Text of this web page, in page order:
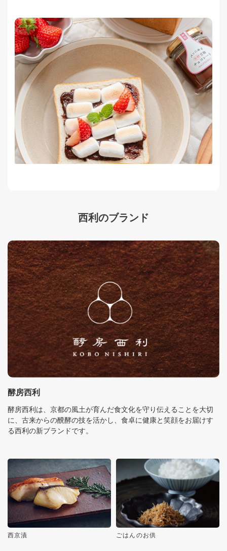
西利のブランド
酵房西利
酵房西利は、京都の風土が育んだ食文化を守り伝えることを大切
に、古来からの醗酵の技を活かし、食卓に健康と笑顔をお届けす
る西利の新ブランドです。
西京漬 ごはんのお供